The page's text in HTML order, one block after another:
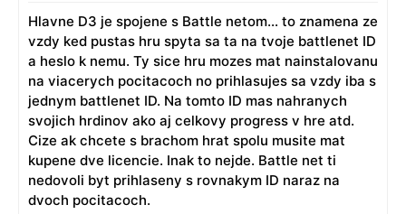
Hlavne D3 je spojene s Battle netom… to znamena ze
vzdy ked pustas hru spyta sa ta na tvoje battlenet ID
a heslo k nemu. Ty sice hru mozes mat nainstalovanu
na viacerych pocitacoch no prihlasujes sa vzdy iba s
jednym battlenet ID. Na tomto ID mas nahranych
svojich hrdinov ako aj celkovy progress v hre atd.
Cize ak chcete s brachom hrat spolu musite mat
kupene dve licencie. Inak to nejde. Battle net ti
nedovoli byt prihlaseny s rovnakym ID naraz na
dvoch pocitacoch.